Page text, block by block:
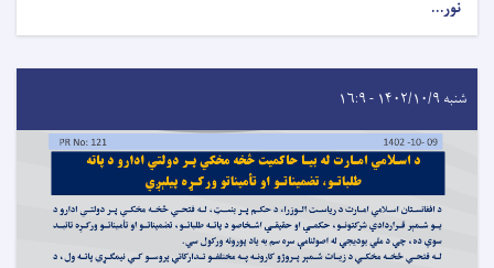
نور...
شنبه ۱۴۰۲/۱۰/۹ - ۱۶:۹